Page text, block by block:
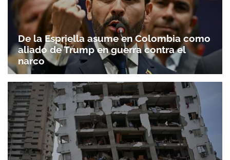
De la Espriella asume en Colombia como
aliado de Trump en guerra contra el
narco